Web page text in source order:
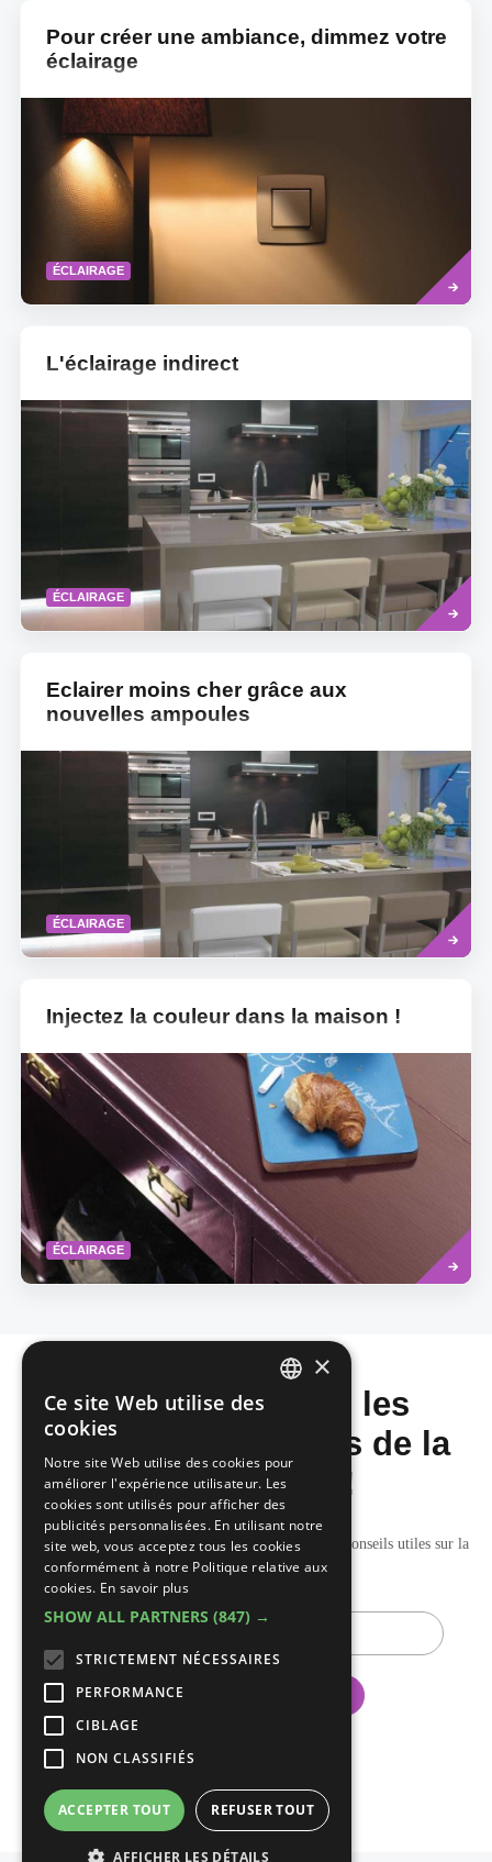
Pour créer une ambiance, dimmez votre
éclairage
ÉCLAIRAGE
more
L'éclairage indirect
ÉCLAIRAGE
Read
more
Eclairer moins cher grâce aux
nouvelles ampoules
ÉCLAIRAGE
Read
more
Injectez la couleur dans la maison !
ÉCLAIRAGE
more
Ne manquez pas les
dernières nouvelles de la
construction!
Recevez nos mises à jour hebdomadaires pleines de conseils utiles sur la
construction et la rénovation.
E-
×
Ce site Web utilise des
cookies
Notre site Web utilise des cookies pour
améliorer l'expérience utilisateur. Les
cookies sont utilisés pour afficher des
publicités personnalisées. En utilisant notre
site web, vous acceptez tous les cookies
conformément à notre Politique relative aux
cookies. En savoir plus
SHOW ALL PARTNERS (847) →
STRICTEMENT NÉCESSAIRES
PERFORMANCE
CIBLAGE
NON CLASSIFIÉS
ACCEPTER TOUT REFUSER TOUT
AFFICHER LES DÉTAILS